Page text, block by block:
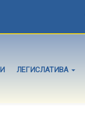
ЛЕГИСЛАТИВА